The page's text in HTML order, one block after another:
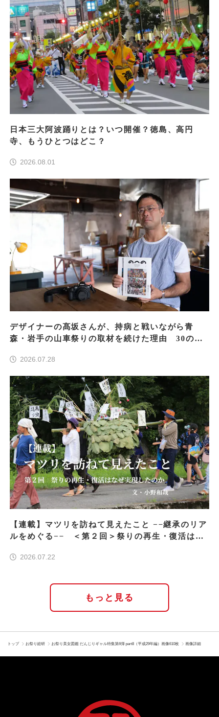
日本三大阿波踊りとは？いつ開催？徳島、高円
寺、もうひとつはどこ？
2026.08.01
デザイナーの髙坂さんが、持病と戦いながら青
森・岩手の山車祭りの取材を続けた理由 30の山
2026.07.28
【連載】マツリを訪ねて見えたこと −−継承のリア
ルをめぐる−− ＜第２回＞祭りの再生・復活はな
2026.07.22
もっと見る
トップ お祭り総研 お祭り美女図鑑 だんじりギャル特集第6弾 part8（平成29年編）画像610枚 画像詳細